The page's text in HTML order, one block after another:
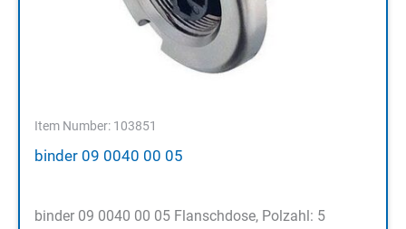
Item Number: 103851
binder 09 0040 00 05
binder 09 0040 00 05 Flanschdose, Polzahl: 5